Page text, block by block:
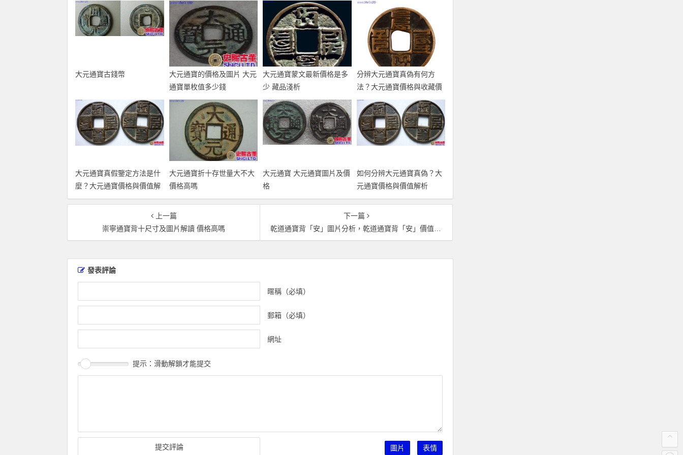
大元通寶古錢幣
大元通寶的價格及圖片 大元
通寶單枚值多少錢
大元通寶蒙文最新價格是多
少 藏品淺析
分辨大元通寶真偽有何方
法？大元通寶價格與收藏價
值分析
大元通寶真假鑒定方法是什
麼？大元通寶價格與價值解
析
大元通寶折十存世量大不大
價格高嗎
大元通寶 大元通寶圖片及價
格
如何分辨大元通寶真偽？大
元通寶價格與價值解析
上一篇
崇寧通寶背十尺寸及圖片解讀 價格高嗎
下一篇
乾道通寶背「安」圖片分析，乾道通寶背「安」價值怎麼樣？
發表評論
暱稱（必填）
郵箱（必填）
網址
提示：滑動解鎖才能提交
圖片 表情